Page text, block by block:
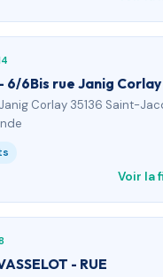
6/6Bis rue Janig Corlay
Corlay 35136 Saint-
Voir la
- RUE